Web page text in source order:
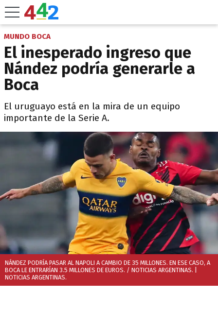
MUNDO BOCA
El inesperado ingreso que
Nández podría generarle a
Boca
El uruguayo está en la mira de un equipo
importante de la Serie A.
NÁNDEZ PODRÍA PASAR AL NAPOLI A CAMBIO DE 35 MILLONES. EN ESE CASO, A
BOCA LE ENTRARÍAN 3.5 MILLONES DE EUROS. / NOTICIAS ARGENTINAS.
NOTICIAS ARGENTINAS.